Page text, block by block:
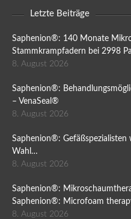
Letzte Beiträge
Saphenion®: 140 Monate
Stammkrampfadern bei 2998
8. August 2026
Saphenion®:
– VenaSeal®
8. August 2026
Saphenion®:
Wahl…
8. August 2026
Saphenion®:
Saphenion®: Microfoam
8. August 2026